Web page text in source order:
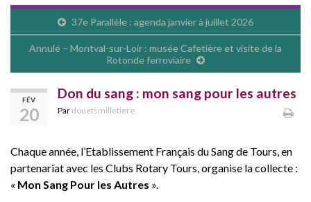
37e Parallèle : agenda janvier à juillet 2026
Annulé – Montval-sur-Loir : musée Cafetière et visite de la
Rotonde ferroviaire
FÉV
20
Don du sang : mon sang pour les autres
Par douetsmilletiere
Chaque année, l’Etablissement Français du Sang de Tours, en
partenariat avec les Clubs Rotary Tours, organise la collecte :
« Mon Sang Pour les Autres ».